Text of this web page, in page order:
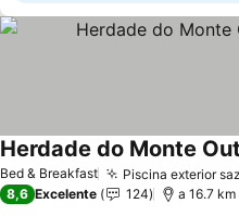
Bed & Breakfast Piscina exterior
Herdade do Monte
8,6 Excelente 124 a 16.7